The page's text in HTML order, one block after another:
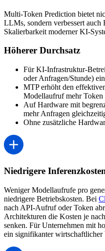
Multi-Token Prediction bietet
LLMs, sondern verbessert
Skalierbarkeit moderner KI-
Höherer Durchsatz
Für KI-Infrastruktur-
oder Anfragen/Stunde)
MTP erhöht den
Modellaufruf mehr Token
Auf Hardware mit
mehr Anfragen
Ohne zusätzliche
Niedrigere
Weniger Modellaufrufe pro
niedrigere Betriebskosten. Bei
nach API-Aufruf oder Token
Architekturen die Kosten je
senken. Für Unternehmen mit
ein signifikanter wirtschaftlicher